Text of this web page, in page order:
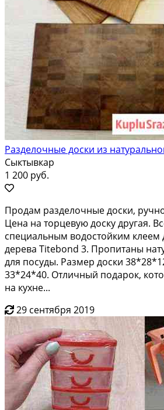
Разделочные доски из
Сыктывкар
1 200 руб.
Продам разделочные доски,
Цена на торцевую доску другая.
специальным водостойким клеем
дерева Titebond 3. Пропитаны
для посуды. Размер доски
33*24*40. Отличный подарок,
на кухне...
29 сентября 2019